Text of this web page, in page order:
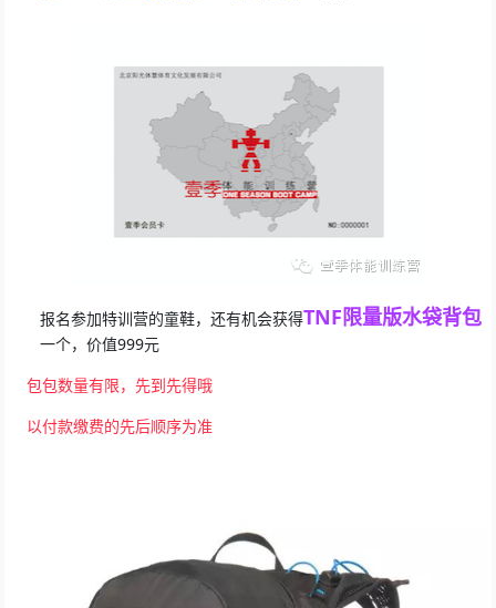
报名参加特训营的童鞋，还有机会获得TNF限量版水袋背包
一个，价值999元
包包数量有限，先到先得哦
以付款缴费的先后顺序为准